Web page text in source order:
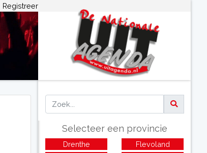
Registreer
Selecteer een provincie
Drenthe
Flevoland